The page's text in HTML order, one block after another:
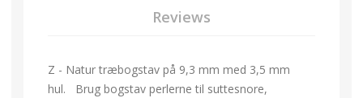
Reviews
Z - Natur træbogstav på 9,3 mm med 3,5 mm
hul. Brug bogstav perlerne til suttesnore,